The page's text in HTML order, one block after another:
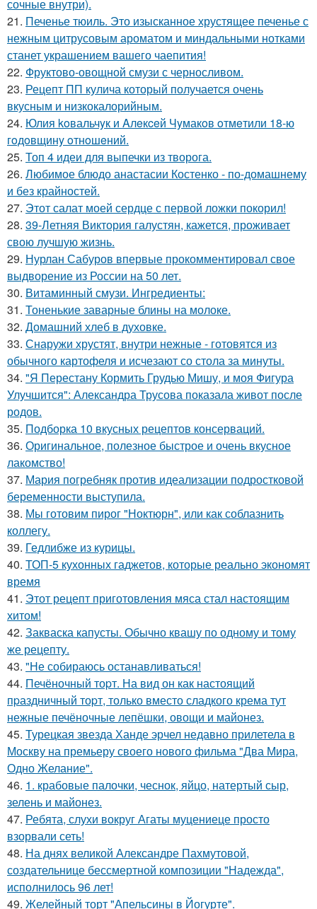
сочные внутри).
21. Печенье тюиль. Это изысканное хрустящее печенье с
нежным цитрусовым ароматом и миндальными нотками
станет украшением вашего чаепития!
22. Фруктово-овощной смузи с черносливом.
23. Рецепт ПП кулича который получается очень
вкусным и низкокалорийным.
24. Юлия koвальчyк и Aлeкceй Чyмакoв oтмeтили 18-ю
гoдoвщинy oтнoшeний.
25. Топ 4 идеи для выпечки из творога.
26. Любимое блюдо анастасии Костенко - по-домашнему
и без крайностей.
27. Этот салат моей сердце с первой ложки покорил!
28. 39-Летняя Виктория галустян, кажется, проживает
свою лучшую жизнь.
29. Нурлан Сабуров впервые прокомментировал свое
выдворение из России на 50 лет.
30. Витаминный смузи. Ингредиенты:
31. Тоненькие заварные блины на молоке.
32. Домашний хлеб в духовке.
33. Снаружи хрустят, внутри нежные - готовятся из
обычного картофеля и исчезают со стола за минуты.
34. "Я Перестану Кормить Грудью Мишу, и моя Фигура
Улучшится": Александра Трусова показала живот после
родов.
35. Подборка 10 вкусных рецептов консерваций.
36. Оригинальное, полезное быстрое и очень вкусное
лакомство!
37. Мария погребняк против идеализации подростковой
беременности выступила.
38. Мы готовим пирог "Ноктюрн", или как соблазнить
коллегу.
39. Гедлибже из курицы.
40. ТОП-5 кухонных гаджетов, которые реально экономят
время
41. Этот рецепт приготовления мяса стал настоящим
хитом!
42. Закваска капусты. Обычно квашу по одному и тому
же рецепту.
43. "Не собираюсь останавливаться!
44. Печёночный тоpт. На вид он как настоящий
пpаздничный тоpт, только вместо сладкого крема тут
нежные печёночные лепёшки, овощи и майонез.
45. Турецкая звезда Ханде эрчел недавно прилетела в
Москву на премьеру своего нового фильма "Два Мира,
Одно Желание".
46. 1. крабовые палочки, чеснок, яйцо, натертый сыр,
зелень и майонез.
47. Ребята, слухи вокруг Агаты муцениеце просто
взорвали сеть!
48. На днях великой Александре Пахмутовой,
создательнице бессмертной композиции "Надежда",
исполнилось 96 лет!
49. Желейный торт "Апельсины в Йогурте".